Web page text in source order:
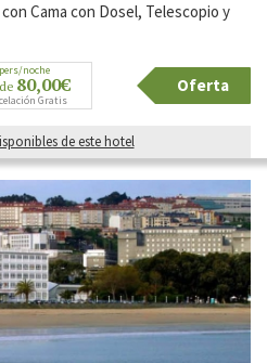
Cama con Dosel, Telescopio y
pers/noche
80,00€
Gratis
Oferta
de este hotel